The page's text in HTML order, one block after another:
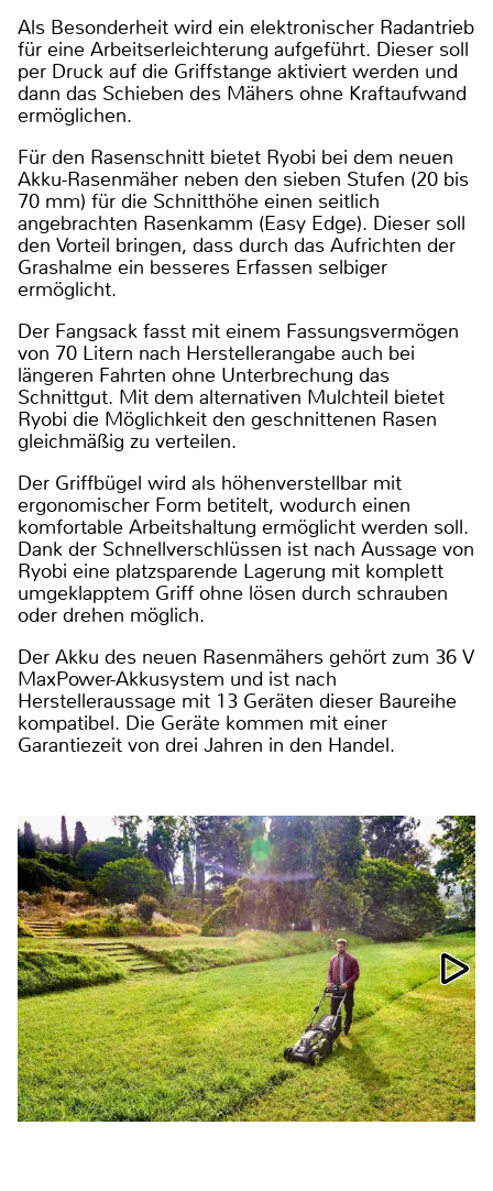
Als Besonderheit wird ein elektronischer Radantrieb
für eine Arbeitserleichterung aufgeführt. Dieser soll
per Druck auf die Griffstange aktiviert werden und
dann das Schieben des Mähers ohne Kraftaufwand
ermöglichen.
Für den Rasenschnitt bietet Ryobi bei dem neuen
Akku-Rasenmäher neben den sieben Stufen (20 bis
70 mm) für die Schnitthöhe einen seitlich
angebrachten Rasenkamm (Easy Edge). Dieser soll
den Vorteil bringen, dass durch das Aufrichten der
Grashalme ein besseres Erfassen selbiger
ermöglicht.
Der Fangsack fasst mit einem Fassungsvermögen
von 70 Litern nach Herstellerangabe auch bei
längeren Fahrten ohne Unterbrechung das
Schnittgut. Mit dem alternativen Mulchteil bietet
Ryobi die Möglichkeit den geschnittenen Rasen
gleichmäßig zu verteilen.
Der Griffbügel wird als höhenverstellbar mit
ergonomischer Form betitelt, wodurch einen
komfortable Arbeitshaltung ermöglicht werden soll.
Dank der Schnellverschlüssen ist nach Aussage von
Ryobi eine platzsparende Lagerung mit komplett
umgeklapptem Griff ohne lösen durch schrauben
oder drehen möglich.
Der Akku des neuen Rasenmähers gehört zum 36 V
MaxPower-Akkusystem und ist nach
Herstelleraussage mit 13 Geräten dieser Baureihe
kompatibel. Die Geräte kommen mit einer
Garantiezeit von drei Jahren in den Handel.